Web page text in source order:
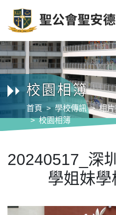
校園相簿
首頁 學校傳訊 相
校園相簿
20240517_深
學姐妹學